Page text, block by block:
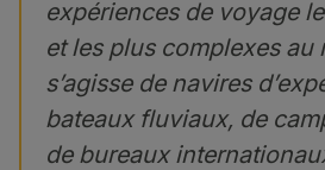
expériences de voyage
et les plus complexes au
s’agisse de navires
bateaux fluviaux, de
de bureaux